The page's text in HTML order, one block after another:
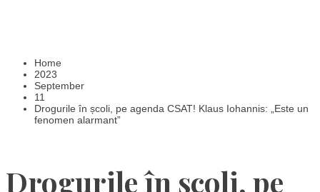
Home
2023
September
11
Drogurile în școli, pe agenda CSAT! Klaus Iohannis: „Este un
fenomen alarmant”
Drogurile în școli, pe